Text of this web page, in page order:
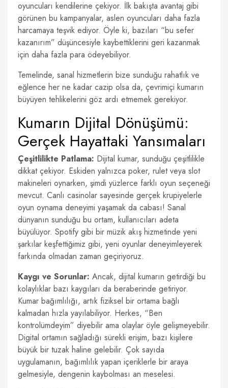
oyuncuları kendilerine çekiyor. İlk bakışta avantaj gibi
görünen bu kampanyalar, aslen oyuncuları daha fazla
harcamaya teşvik ediyor. Öyle ki, bazıları “bu sefer
kazanırım” düşüncesiyle kaybettiklerini geri kazanmak
için daha fazla para ödeyebiliyor.
Temelinde, sanal hizmetlerin bize sunduğu rahatlık ve
eğlence her ne kadar cazip olsa da, çevrimiçi kumarın
büyüyen tehlikelerini göz ardı etmemek gerekiyor.
Kumarın Dijital Dönüşümü:
Gerçek Hayattaki Yansımaları
Çeşitlilikte Patlama: Dijital kumar, sunduğu çeşitlilikle
dikkat çekiyor. Eskiden yalnızca poker, rulet veya slot
makineleri oynarken, şimdi yüzlerce farklı oyun seçeneği
mevcut. Canlı casinolar sayesinde gerçek krupiyelerle
oyun oynama deneyimi yaşamak da cabası! Sanal
dünyanın sunduğu bu ortam, kullanıcıları adeta
büyülüyor. Spotify gibi bir müzik akış hizmetinde yeni
şarkılar keşfettiğimiz gibi, yeni oyunlar deneyimleyerek
farkında olmadan zaman geçiriyoruz.
Kaygı ve Sorunlar: Ancak, dijital kumarın getirdiği bu
kolaylıklar bazı kaygıları da beraberinde getiriyor.
Kumar bağımlılığı, artık fiziksel bir ortama bağlı
kalmadan hızla yayılabiliyor. Herkes, “Ben
kontrolümdeyim” diyebilir ama olaylar öyle gelişmeyebilir.
Digital ortamın sağladığı sürekli erişim, bazı kişilere
büyük bir tuzak haline gelebilir. Çok sayıda
uygulamanın, bağımlılık yapan içeriklerle bir araya
gelmesiyle, dengenin kaybolması an meselesi.